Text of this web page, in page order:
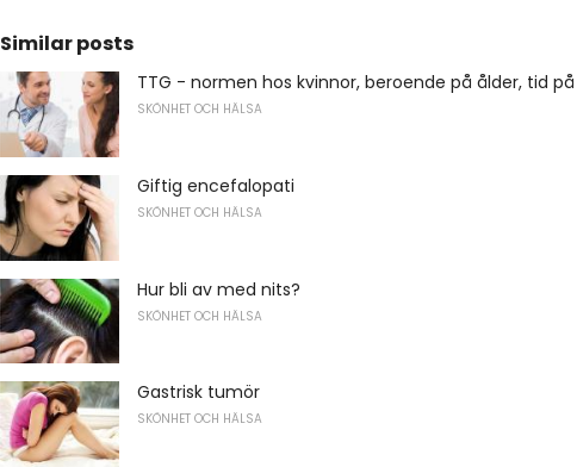
Similar posts
TTG - normen hos kvinnor, beroende på ålder, tid
SKÖNHET OCH HÄLSA
Giftig encefalopati
SKÖNHET OCH HÄLSA
Hur bli av med nits?
SKÖNHET OCH HÄLSA
Gastrisk tumör
SKÖNHET OCH HÄLSA